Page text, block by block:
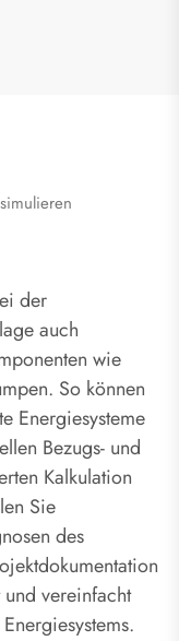
der
auch
wie
So können
Energiesysteme
Bezugs- und
Kalkulation
Sie
des
vereinfacht